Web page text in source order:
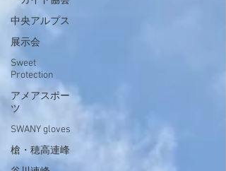
中央アルプス
展示会
Sweet
Protection
アメアスポー
ツ
SWANY gloves
槍・穂高連峰